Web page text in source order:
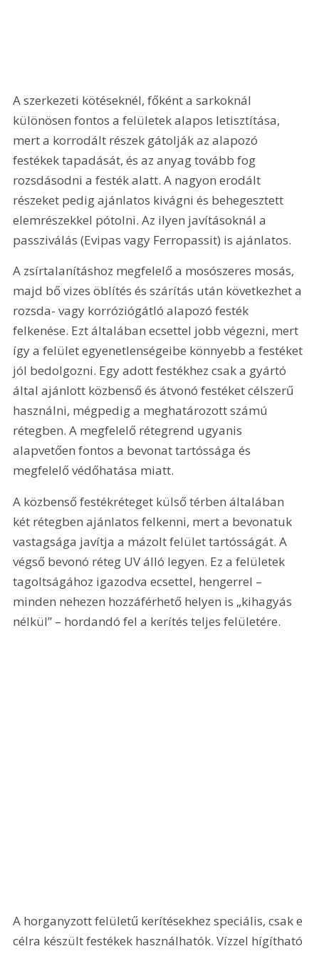
A szerkezeti kötéseknél, főként a sarkoknál
különösen fontos a felületek alapos letisztítása,
mert a korrodált részek gátolják az alapozó
festékek tapadását, és az anyag tovább fog
rozsdásodni a festék alatt. A nagyon erodált
részeket pedig ajánlatos kivágni és behegesztett
elemrészekkel pótolni. Az ilyen javításoknál a
passziválás (Evipas vagy Ferropassit) is ajánlatos.
A zsírtalanításhoz megfelelő a mosószeres mosás,
majd bő vizes öblítés és szárítás után következhet a
rozsda- vagy korróziógátló alapozó festék
felkenése. Ezt általában ecsettel jobb végezni, mert
így a felület egyenetlenségeibe könnyebb a festéket
jól bedolgozni. Egy adott festékhez csak a gyártó
által ajánlott közbenső és átvonó festéket célszerű
használni, mégpedig a meghatározott számú
rétegben. A megfelelő rétegrend ugyanis
alapvetően fontos a bevonat tartóssága és
megfelelő védőhatása miatt.
A közbenső festékréteget külső térben általában
két rétegben ajánlatos felkenni, mert a bevonatuk
vastagsága javítja a mázolt felület tartósságát. A
végső bevonó réteg UV álló legyen. Ez a felületek
tagoltságához igazodva ecsettel, hengerrel –
minden nehezen hozzáférhető helyen is „kihagyás
nélkül” – hordandó fel a kerítés teljes felületére.
A horganyzott felületű kerítésekhez speciális, csak e
célra készült festékek használhatók. Vízzel hígítható